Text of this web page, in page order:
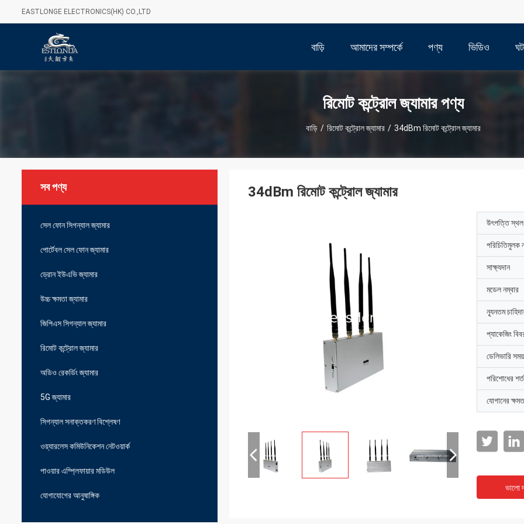
EASTLONGE ELECTRONICS(HK) CO.,LTD
বাড়ি আমাদের সম্পর্কে পণ্য ভিডিও
রিমোট কন্ট্রোল জ্যামার পণ্য
বাড়ি / রিমোট কন্ট্রোল জ্যামার / 34dBm রিমোট কন্ট্রোল জ্যামার
সব পণ্য
সেল ফোন সিগন্যাল জ্যামার
পোর্টেবল সেল ফোন জ্যামার
ড্রোন ইউএভি জ্যামার
উচ্চ ক্ষমতা জ্যামার
জিপিএস সিগন্যাল জ্যামার
রিমোট কন্ট্রোল জ্যামার
অডিও রেকর্ডিং জ্যামার
5G জ্যামার
সিগন্যাল সনাক্তকরণ বিশ্লেষণ
ওয়্যারলেস কমিউনিকেশন নেটওয়ার্ক
পাওয়ার এম্প্লিফায়ার মডিউল
যোগাযোগের আনুষাঙ্গিক
34dBm রিমোট কন্ট্রোল জ্যামার
উৎপত্তি স্থল
পরিচিতিমুলক
সাক্ষ্যদান
মডেল নম্বার
ন্যূনতম
প্যাকেজিং
ডেলিভারি সময়
পরিশোধের শর্ত
যোগানের
ভালো